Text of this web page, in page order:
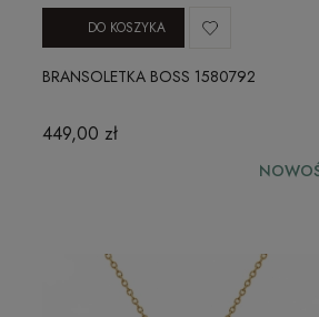
BRANSOLETKA BOSS 1580792
449,00 zł
DO KOSZYKA